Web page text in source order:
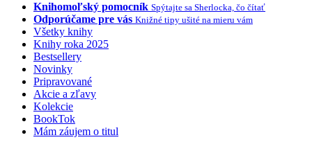
Knihomoľský pomocník Spýtajte sa Sherlocka, čo čítať
Odporúčame pre vás Knižné tipy ušité na mieru vám
Všetky knihy
Knihy roka 2025
Bestsellery
Novinky
Pripravované
Akcie a zľavy
Kolekcie
BookTok
Mám záujem o titul